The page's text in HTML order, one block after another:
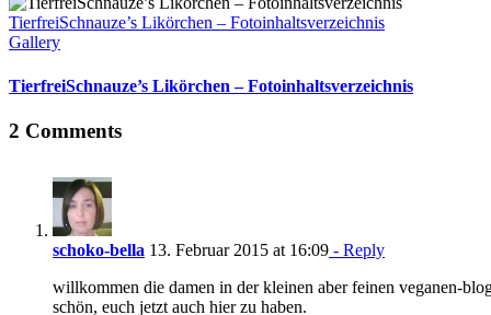
TierfreiSchnauze’s Likörchen – Fotoinhaltsverzeichnis
Gallery
TierfreiSchnauze’s Likörchen – Fotoinhaltsverzeichnis
2 Comments
schoko-bella 13. Februar 2015 at 16:09 - Reply
willkommen die damen in der kleinen aber feinen veganen-
schön, euch jetzt auch hier zu haben.